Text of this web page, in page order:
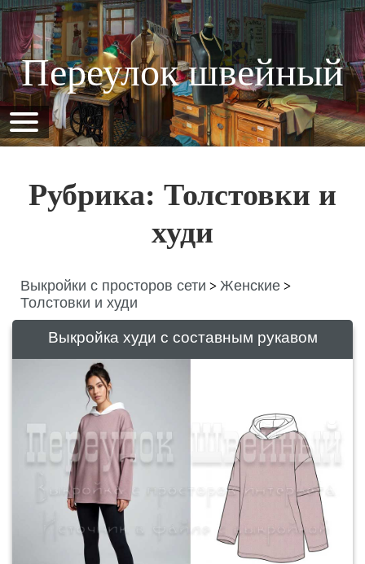
Переулок швейный
Рубрика: Толстовки и
худи
Выкройки с просторов сети > Женские >
Толстовки и худи
Выкройка худи с составным рукавом